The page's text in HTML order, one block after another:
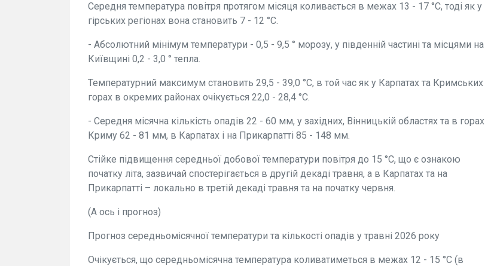
Середня температура повітря протягом місяця коливається в межах 13 - 17 °C, тоді як у
гірських регіонах вона становить 7 - 12 °C.
- Абсолютний мінімум температури - 0,5 - 9,5 ° морозу, у південній частині та місцями на
Київщині 0,2 - 3,0 ° тепла.
Температурний максимум становить 29,5 - 39,0 °C, в той час як у Карпатах та Кримських
горах в окремих районах очікується 22,0 - 28,4 °C.
- Середня мiсячна кількість опадів 22 - 60 мм, у західних, Вінницькій областях та в горах
Криму 62 - 81 мм, в Карпатах і на Прикарпатті 85 - 148 мм.
Стійке підвищення середньої добової температури повітря до 15 °C, що є ознакою
початку літа, зазвичай спостерігається в другій декаді травня, а в Карпатах та на
Прикарпатті – локально в третій декаді травня та на початку червня.
(А ось і прогноз)
Прогноз середньомісячної температури та кількості опадів у травні 2026 року
Очікується, що середньомісячна температура коливатиметься в межах 12 - 15 °C (в